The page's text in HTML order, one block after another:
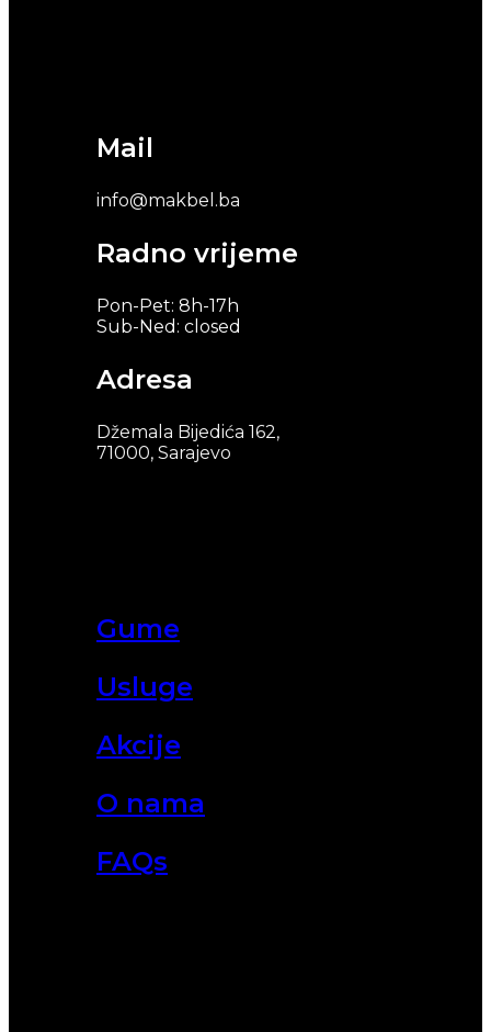
Gume
Usluge
Akcije
O nama
FAQs
Mail
info@makbel.ba
Radno vrijeme
Pon-Pet: 8h-17h
Sub-Ned: closed
Adresa
Džemala Bijedića 162,
71000, Sarajevo